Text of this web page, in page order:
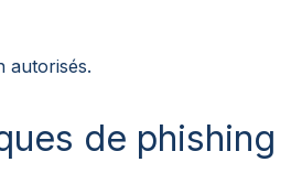
autorisés.
de phishing